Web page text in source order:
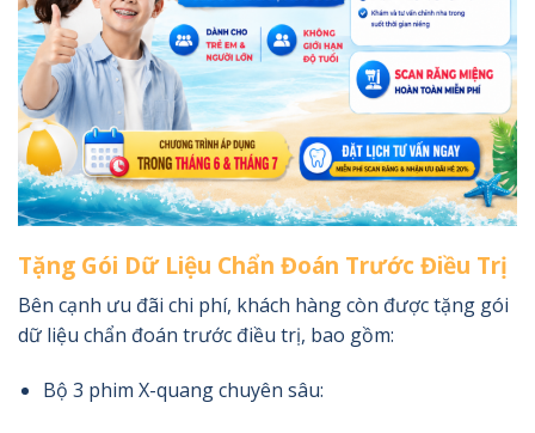
Tặng Gói Dữ Liệu Chẩn Đoán Trước Điều Trị
Bên cạnh ưu đãi chi phí, khách hàng còn được tặng gói
dữ liệu chẩn đoán trước điều trị, bao gồm:
Bộ 3 phim X-quang chuyên sâu: